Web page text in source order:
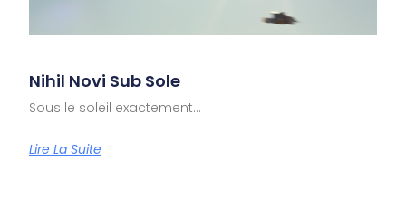
Nihil Novi Sub Sole
Sous le soleil exactement…
Lire La Suite